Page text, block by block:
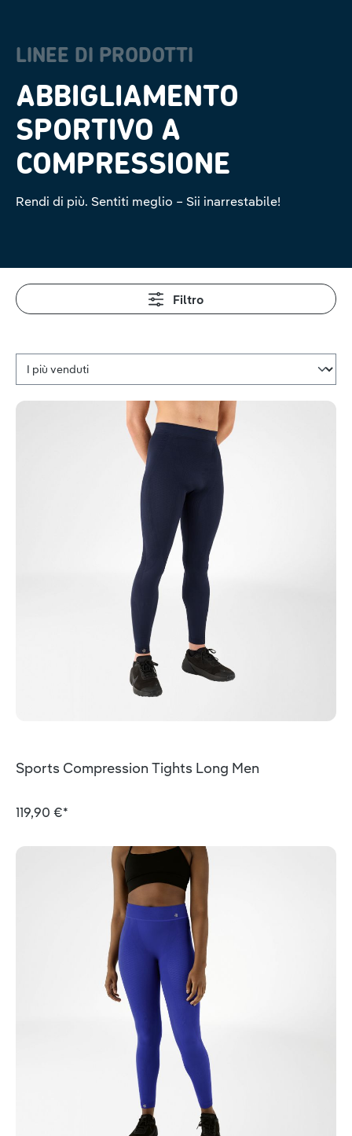
LINEE DI PRODOTTI
ABBIGLIAMENTO
SPORTIVO A
COMPRESSIONE
Rendi di più. Sentiti meglio – Sii inarrestabile!
Filtro
Sports Compression Tights Long Men
119,90 €*